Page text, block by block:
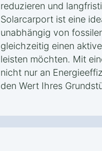
reduzieren und
Solarcarport ist eine
unabhängig von
gleichzeitig einen
leisten möchten. Mit
nicht nur an
den Wert Ihres